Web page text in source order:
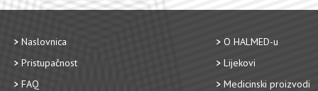
Naslovnica
Pristupačnost
FAQ
O HALMED-u
Lijekovi
Medicinski proizvodi